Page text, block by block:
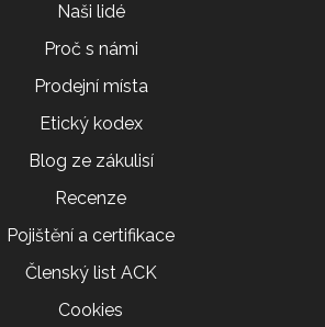
Naši lidé
Proč s námi
Prodejní místa
Etický kodex
Blog ze zákulisí
Recenze
Pojištění a certifikace
Členský list ACK
Cookies